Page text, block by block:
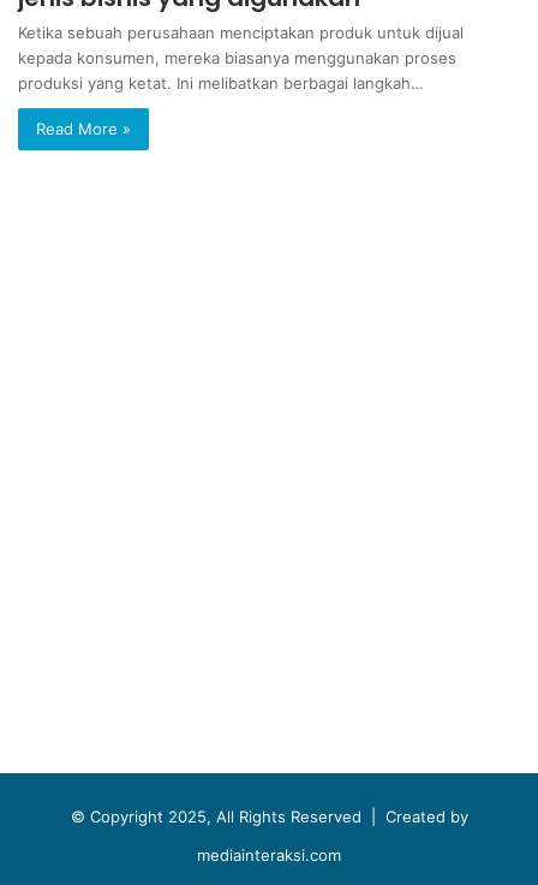
Ketika sebuah perusahaan menciptakan produk untuk dijual
kepada konsumen, mereka biasanya menggunakan proses
produksi yang ketat. Ini melibatkan berbagai langkah…
Read More »
© Copyright 2025, All Rights Reserved | Created by
mediainteraksi.com